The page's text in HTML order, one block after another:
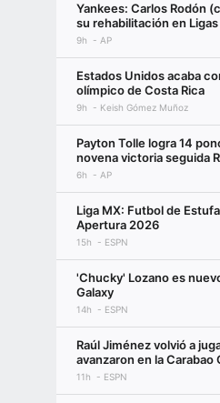
Yankees: Carlos Rodón
su rehabilitación en
9h AP
Estados Unidos acaba
olímpico de Costa Rica
9h Keish Gómez Muñoz
Payton Tolle logra 14
novena victoria seguida
6h AP
Liga MX: Futbol de
Apertura 2026
15h ESPN
'Chucky' Lozano es
Galaxy
14h ESPN
Raúl Jiménez volvió a
avanzaron en la Carabao
11h ESPN